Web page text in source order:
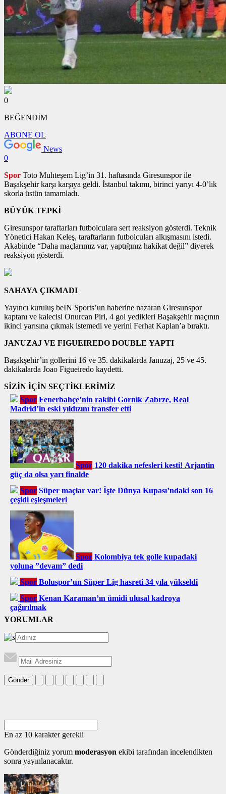
0
BEĞENDİM
ABONE OL
News
0
Spor Toto Muhteşem Lig’in 31. haftasında Giresunspor ile
Başakşehir karşı karşıya geldi. İstanbul takımı, birinci yarıyı 4-0’lık
skorla üstün tamamladı.
BÜYÜK TEPKİ
Giresunspor taraftarları futbolculara sert reaksiyon gösterdi. Teknik
Yönetici Hakan Keleş, taraftarların futbolcuları alkışmasını istedi.
Akabinde “Daha maçlarımız var, yaptığınız hakikat değil” diyerek
reaksiyon gösterdi.
SAHAYA ÇIKMADI
Yayıncı kuruluş beIN Sports’un haberine nazaran Giresunspor
kaptanı ve kalecisi Onurcan Piri, 4 gol yedikleri Başakşehir maçının
ikinci yarısına çıkmak istemedi ve yerini Ferhat Kaplan’a bıraktı.
JANUZAJ VE FIGUEIREDO DOUBLE YAPTI
Başakşehir’in gollerini 16 ve 35. dakikalarda Januzaj, 25 ve 45.
dakikalarda Joao Figueiredo kaydetti.
SİZİN İÇİN SEÇTİKLERİMİZ
Spor Fenerbahçe’nin rakibi Gornik Zabrze, Real
Madrid’in eski yıldızını transfer etti
Spor 120 dakika nefesleri kesti! Arjantin
güç da olsa yarı finalde
Spor Süper maçlar var! İşte Dünya Kupası’ndaki son 16
çeşidi eşleşmeleri
Spor Kolombiya tek golle kupadaki
yoluna ”devam” dedi
Spor Boluspor’un Süper Lig hasreti 34 yıla yükseldi
Spor Kenan Karaman’ın ümidi ulusal kadroya
çağırılmak
YORUMLAR
Gönder
En az 10 karakter gerekli
Gönderdiğiniz yorum moderasyon ekibi tarafından incelendikten
sonra yayınlanacaktır.